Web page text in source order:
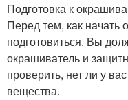
Подготовка к
Перед тем, как
подготовиться. Вы
окрашиватель и
проверить, нет ли у
вещества.